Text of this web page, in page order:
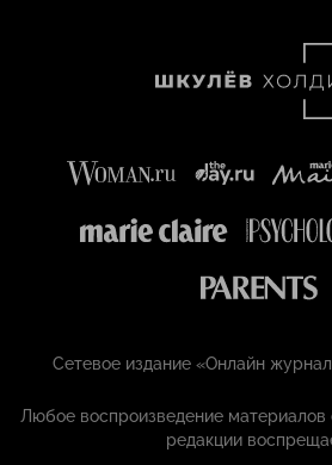
Сетевое издание «Онлайн
Любое воспроизведение материалов
редакции